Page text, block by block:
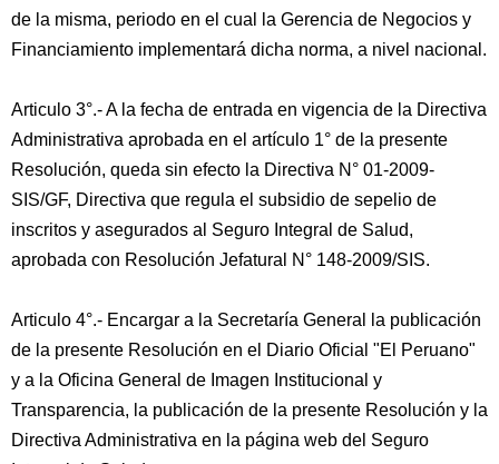
de la misma, periodo en el cual la Gerencia de Negocios y
Financiamiento implementará dicha norma, a nivel nacional.
Articulo 3°.- A la fecha de entrada en vigencia de la Directiva
Administrativa aprobada en el artículo 1° de la presente
Resolución, queda sin efecto la Directiva N° 01-2009-
SIS/GF, Directiva que regula el subsidio de sepelio de
inscritos y asegurados al Seguro Integral de Salud,
aprobada con Resolución Jefatural N° 148-2009/SIS.
Articulo 4°.- Encargar a la Secretaría General la publicación
de la presente Resolución en el Diario Oficial "El Peruano"
y a la Oficina General de Imagen Institucional y
Transparencia, la publicación de la presente Resolución y la
Directiva Administrativa en la página web del Seguro